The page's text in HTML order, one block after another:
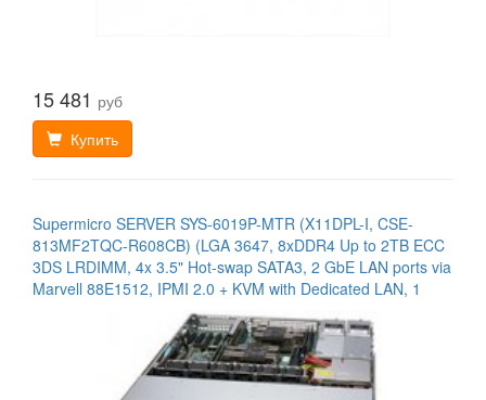
15 481 руб
Купить
Supermicro SERVER SYS-6019P-MTR (X11DPL-I, CSE-
813MF2TQC-R608CB) (LGA 3647, 8xDDR4 Up to 2TB ECC
3DS LRDIMM, 4x 3.5" Hot-swap SATA3, 2 GbE LAN ports via
Marvell 88E1512, IPMI 2.0 + KVM with Dedicated LAN, 1
VGA, 2 USB 2.0 (rear), 2 SuperDOM, 1 PCIe/SATA M.2 drive
connector, 800W Redundant Power)